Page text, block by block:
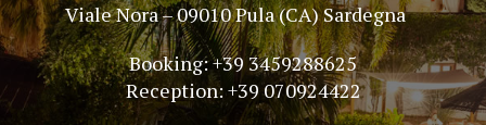
Viale Nora – 09010 Pula (CA) Sardegna
Booking: +39 3459288625
Reception: +39 070924422